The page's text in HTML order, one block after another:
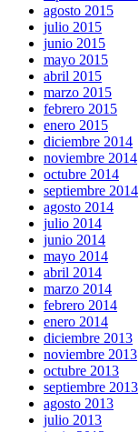
agosto 2015
julio 2015
junio 2015
mayo 2015
abril 2015
marzo 2015
febrero 2015
enero 2015
diciembre 2014
noviembre 2014
octubre 2014
septiembre 2014
agosto 2014
julio 2014
junio 2014
mayo 2014
abril 2014
marzo 2014
febrero 2014
enero 2014
diciembre 2013
noviembre 2013
octubre 2013
septiembre 2013
agosto 2013
julio 2013